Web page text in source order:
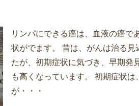
リンパにできる癌は、血液の癌で
状がでます。 昔は、がんは治る見
たが、初期症状に気づき、早期発
も高くなっています。 初期症状
が・・・